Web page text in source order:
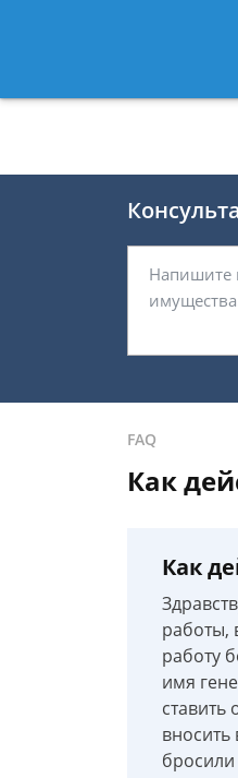
FAQ
Как
Как
работы,
работу
имя
ставить
вносить